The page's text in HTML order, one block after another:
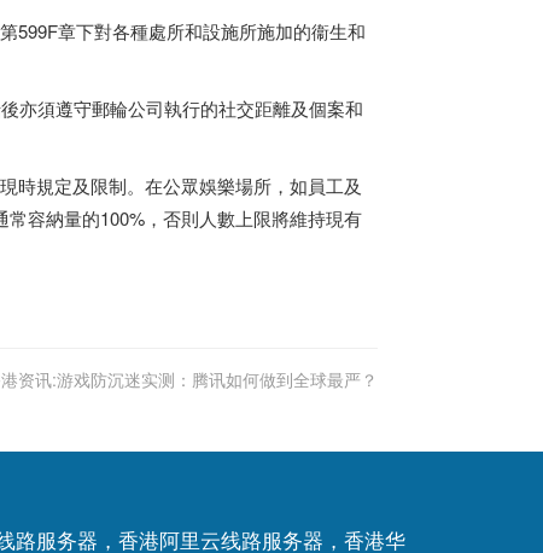
599F章下對各種處所和設施所施加的衞生和
亦須遵守郵輪公司執行的社交距離及個案和
時規定及限制。在公眾娛樂場所，如員工及
容納量的100%，否則人數上限將維持現有
资讯:游戏防沉迷实测：腾讯如何做到全球最严？
路服务器，香港阿里云线路服务器，香港华